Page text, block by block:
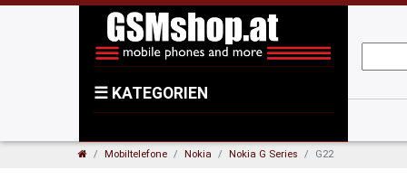
☰ KATEGORIEN
Mobiltelefone Nokia Nokia G Series G22